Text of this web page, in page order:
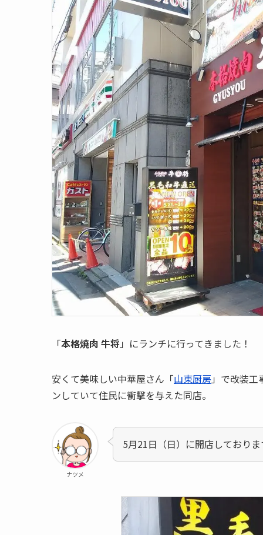
「本格焼肉 牛将 」にランチに行ってきました！
安くて美味しい中華屋さん「山東厨房」で改装
ンしていて住民に衝撃を与えた同店。
ナツメ
5月21日（日）に開店しておりま